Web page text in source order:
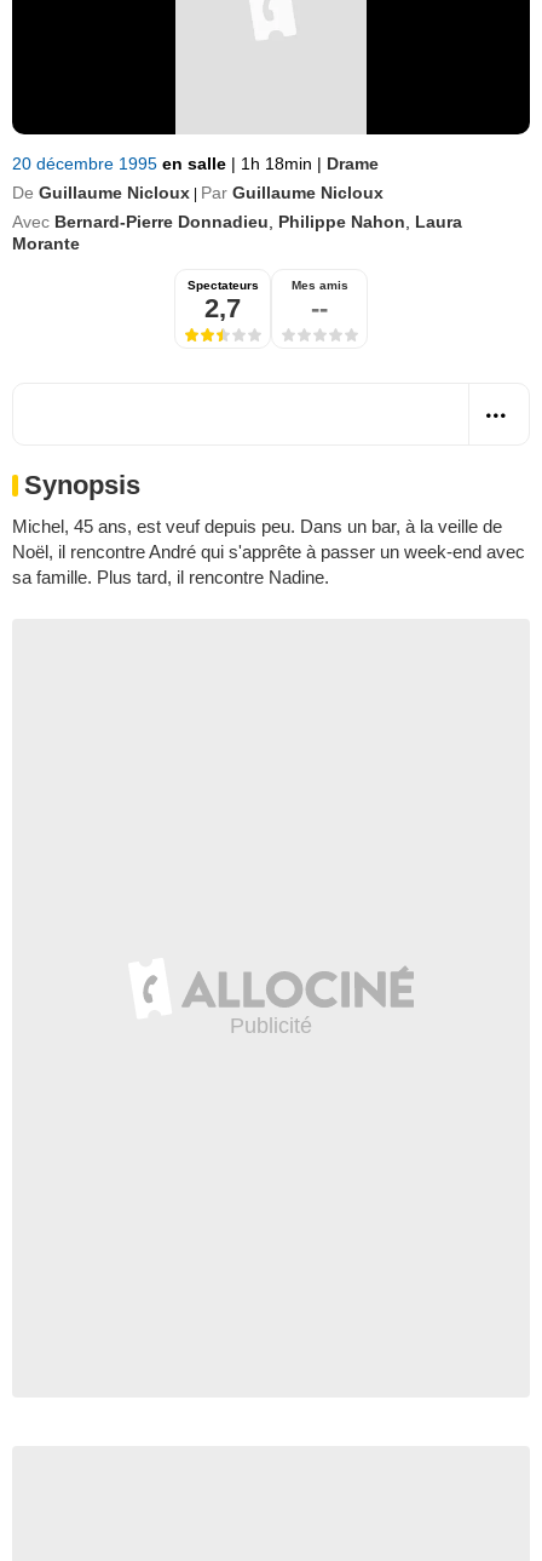
20 décembre 1995 en salle | 1h 18min | Drame
De Guillaume Nicloux Par Guillaume Nicloux
Avec Bernard-Pierre Donnadieu Philippe Nahon
Laura
Morante
Spectateurs
2,7
Mes amis
--
Synopsis
Michel, 45 ans, est veuf depuis peu. Dans un bar, à la veille de
Noël, il rencontre André qui s'apprête à passer un week-end avec
sa famille. Plus tard, il rencontre Nadine.